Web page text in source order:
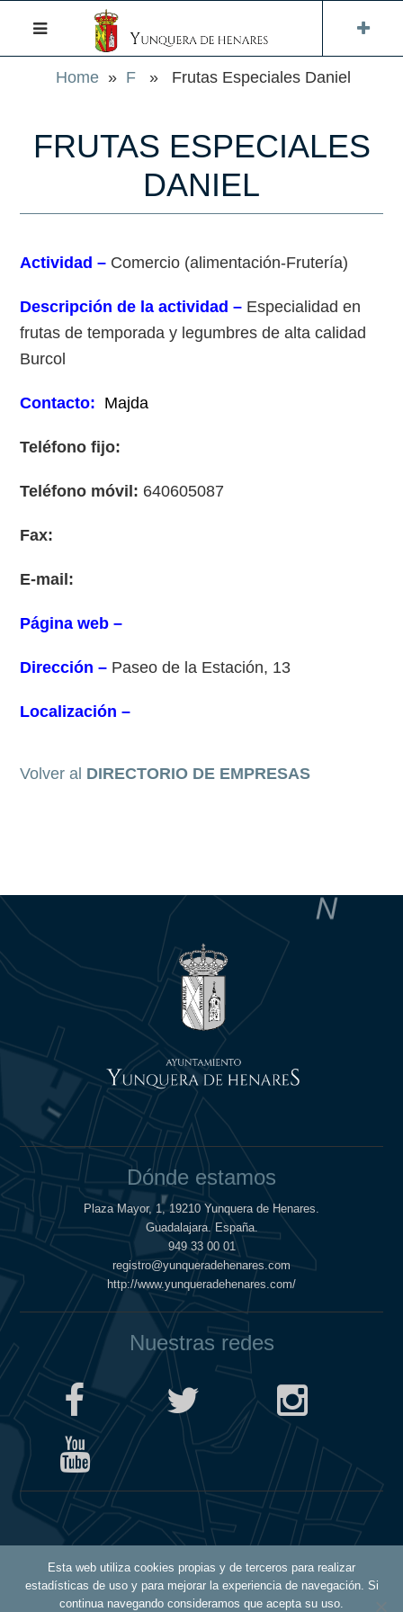
Home » F » Frutas Especiales Daniel
FRUTAS ESPECIALES
DANIEL
Actividad – Comercio (alimentación-Frutería)
Descripción de la actividad – Especialidad en
frutas de temporada y legumbres de alta calidad
Burcol
Contacto: Majda
Teléfono fijo:
Teléfono móvil: 640605087
Fax:
E-mail:
Página web –
Dirección – Paseo de la Estación, 13
Localización –
Volver al DIRECTORIO DE EMPRESAS
Esta web utiliza cookies propias y de terceros para realizar
estadísticas de uso y para mejorar la experiencia de navegación. Si
continua navegando consideramos que acepta su uso.
Dónde estamos
Plaza Mayor, 1, 19210 Yunquera de Henares.
Guadalajara. España.
949 33 00 01
registro@yunqueradehenares.com
http://www.yunqueradehenares.com/
Nuestras redes
Política de Cookies
Política de Privacidad
Aviso Legal